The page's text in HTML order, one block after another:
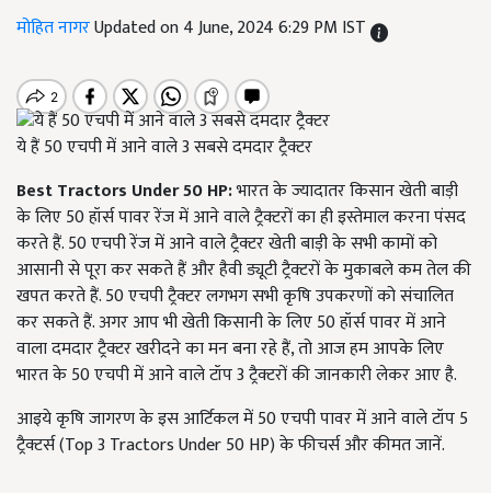
मोहित नागरUpdated on 4 June, 2024 6:29 PM IST
ये हैं 50 एचपी में आने वाले 3 सबसे दमदार ट्रैक्टर
Best Tractors Under 50 HP:भारत के ज्यादातर किसान खेती बाड़ी
के लिए 50 हॉर्स पावर रेंज में आने वाले ट्रैक्टरों का ही इस्तेमाल करना पंसद
करते हैं. 50 एचपी रेंज में आने वाले ट्रैक्टर खेती बाड़ी के सभी कामों को
आसानी से पूरा कर सकते हैं और हैवी ड्यूटी ट्रैक्टरों के मुकाबले कम तेल की
खपत करते हैं. 50 एचपी ट्रैक्टर लगभग सभी कृषि उपकरणों को संचालित
कर सकते हैं. अगर आप भी खेती किसानी के लिए 50 हॉर्स पावर में आने
वाला दमदार ट्रैक्टर खरीदने का मन बना रहे हैं, तो आज हम आपके लिए
भारत के 50 एचपी में आने वाले टॉप 3 ट्रैक्टरों की जानकारी लेकर आए है.
आइये कृषि जागरण के इस आर्टिकल में 50 एचपी पावर में आने वाले टॉप 5
ट्रैक्टर्स (Top 3 Tractors Under 50 HP) के फीचर्स और कीमत जानें.